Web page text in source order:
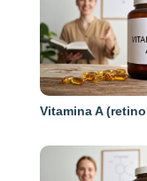
Vitamina A